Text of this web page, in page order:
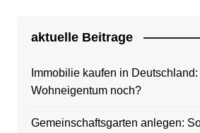
aktuelle Beitrage
Immobilie kaufen in
Wohneigentum noch?
Gemeinschaftsgarten anlegen: